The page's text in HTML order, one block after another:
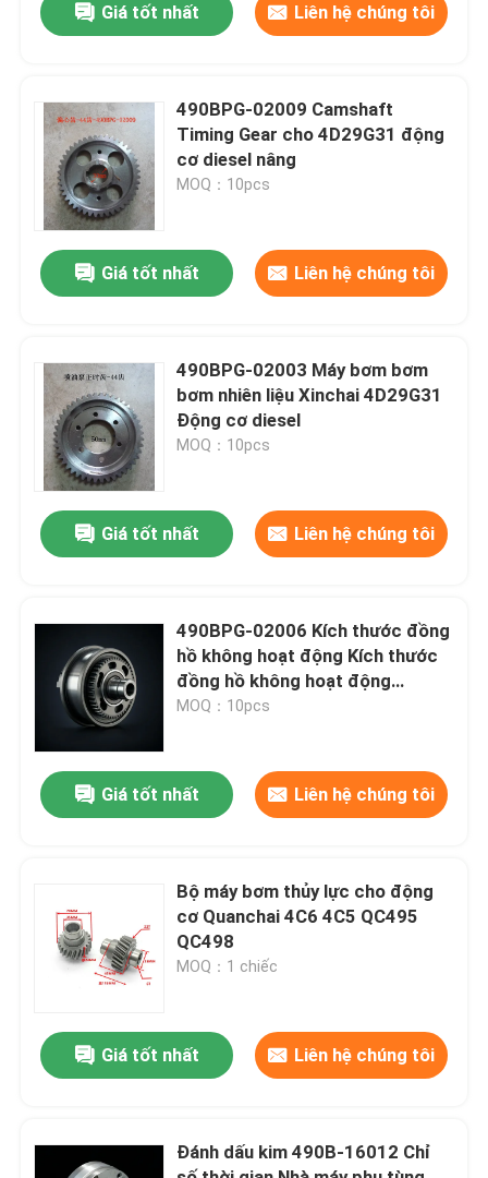
Nhà
Video
Về chúng tôi
Tham quan nhà máy
Kiểm soát chất lượng
Liên hệ với chúng tôi
Yêu cầu báo giá
Bộ sưu tập khối động cơ và phụ kiện
Giá tốt nhất Liên hệ chúng tôi
490BPG-02009 Camshaft
Timing Gear cho 4D29G31 động
cơ diesel nâng
MOQ：10pcs
Giá tốt nhất Liên hệ chúng tôi
490BPG-02003 Máy bơm bơm
bơm nhiên liệu Xinchai 4D29G31
Động cơ diesel
MOQ：10pcs
Giá tốt nhất Liên hệ chúng tôi
490BPG-02006 Kích thước đồng
hồ không hoạt động Kích thước
đồng hồ không hoạt động
Camshaft Timing Gear Train
MOQ：10pcs
Giá tốt nhất Liên hệ chúng tôi
Bộ máy bơm thủy lực cho động
cơ Quanchai 4C6 4C5 QC495
QC498
MOQ：1 chiếc
Giá tốt nhất Liên hệ chúng tôi
Đánh dấu kim 490B-16012 Chỉ